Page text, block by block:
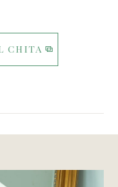
CHITA